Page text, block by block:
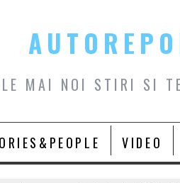
MAI NOI STIRI SI
VIDEO